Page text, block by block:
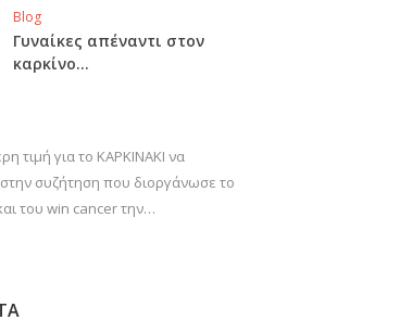
Blog
Γυναίκες απέναντι στον
καρκίνο…
τιμή για το ΚΑΡΚΙΝΑΚΙ να
συζήτηση που διοργάνωσε το
του win cancer την…